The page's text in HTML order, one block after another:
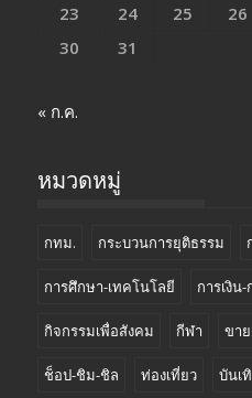
23
24 25 26
30
31
« ก.ค.
หมวดหมู่
กทม. กระบวนการยุติธรรม
การศึกษา-เทคโนโลยี การเงิน
กิจกรรมเพื่อสังคม กีฬา ขา
ช็อป-ชิม-ชิล ท่องเที่ยว บันเ